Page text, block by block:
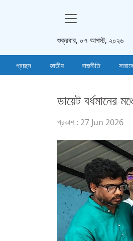
শুক্রবার, ০৭ আগস্ট, ২০২৬
প্রচ্ছদ জাতীয় রাজনীতি
ডায়েট বর্ধমানের
প্রকাশ : 27 Jun 2026